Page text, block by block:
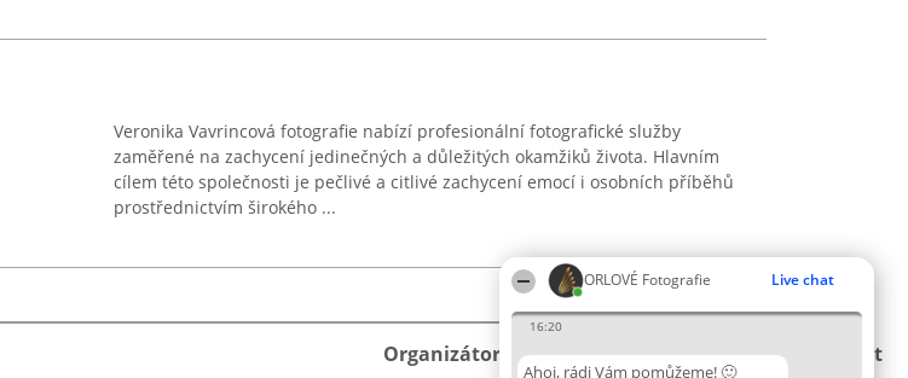
ORLOVÉ Fotografie Live chat
16:20
Ahoj, rádi Vám pomůžeme! 🙂
Veronika Vavrincová fotografie nabízí profesionální fotografické služby
zaměřené na zachycení jedinečných a důležitých okamžiků života. Hlavním
cílem této společnosti je pečlivé a citlivé zachycení emocí i osobních příběhů
prostřednictvím širokého ...
Organizátor hlasování Plebiscyt Kontakt